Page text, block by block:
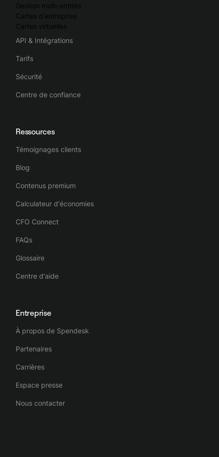
Gestion multi-entités
Cartes d'entreprise
Cartes virtuelles
API & Intégrations
Tarifs
Sécurité
Centre de confiance
Ressources
Témoignages clients
Blog
Contenus premium
Calculateur d'économies
CFO Connect
FAQs
Glossaire
Centre d'aide
Entreprise
À propos de Spendesk
Partenaires
Carrières
Espace presse
Nous contacter